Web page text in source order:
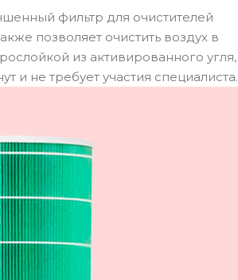
фильтр для очистителей
позволяет очистить воздух в
из активированного угля,
и не требует участия специалиста.